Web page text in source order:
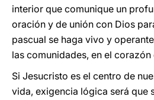
interior que comunique un
oración y de unión con Dios
pascual se haga vivo y
las comunidades, en el
Si Jesucristo es el centro de
vida, exigencia lógica será que